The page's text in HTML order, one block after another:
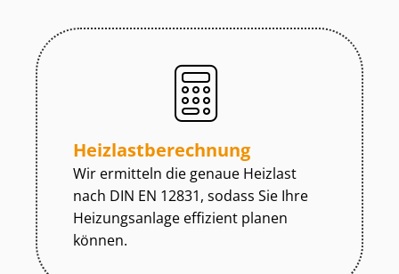
Heiz­last­be­rech­nung
Wir ermitteln die genaue Heizlast
nach DIN EN 12831, sodass Sie Ihre
Heizungsanlage effizient planen
können.